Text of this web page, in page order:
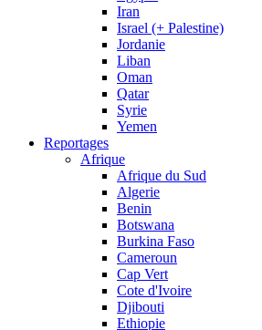
Iran
Israel (+ Palestine)
Jordanie
Liban
Oman
Qatar
Syrie
Yemen
Reportages
Afrique
Afrique du Sud
Algerie
Benin
Botswana
Burkina Faso
Cameroun
Cap Vert
Cote d'Ivoire
Djibouti
Ethiopie